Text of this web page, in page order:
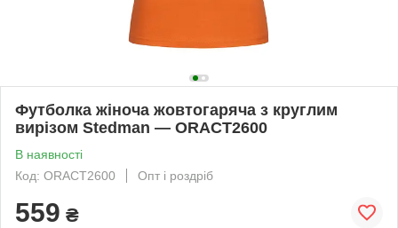
Футболка жіноча жовтогаряча з круглим
вирізом Stedman — ORAСТ2600
В наявності
Код: ORAСТ2600
Опт і роздріб
559 ₴